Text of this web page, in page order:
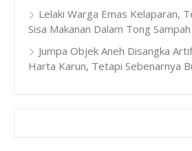
Lelaki Warga Emas Kelaparan,
Sisa Makanan Dalam Tong
Jumpa Objek Aneh Disangka
Harta Karun, Tetapi Sebenarnya